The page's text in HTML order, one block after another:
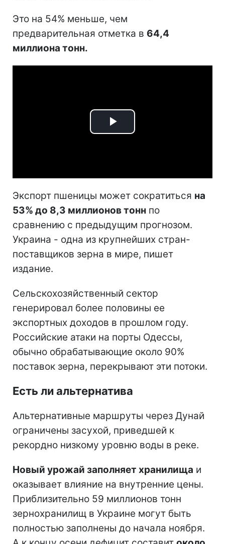
Это на 54% меньше, чем
предварительная отметка в 64,4
миллиона тонн.
Play
Экспорт пшеницы может сократиться на
53% до 8,3 миллионов тонн по
сравнению с предыдущим прогнозом.
Украина - одна из крупнейших стран-
поставщиков зерна в мире, пишет
издание.
Сельскохозяйственный сектор
генерировал более половины ее
экспортных доходов в прошлом году.
Российские атаки на порты Одессы,
обычно обрабатывающие около 90%
поставок зерна, перекрывают эти потоки.
Есть ли альтернатива
Альтернативные маршруты через Дунай
ограничены засухой, приведшей к
рекордно низкому уровню воды в реке.
Новый урожай заполняет хранилища и
оказывает влияние на внутренние цены.
Приблизительно 59 миллионов тонн
зернохранилищ в Украине могут быть
полностью заполнены до начала ноября.